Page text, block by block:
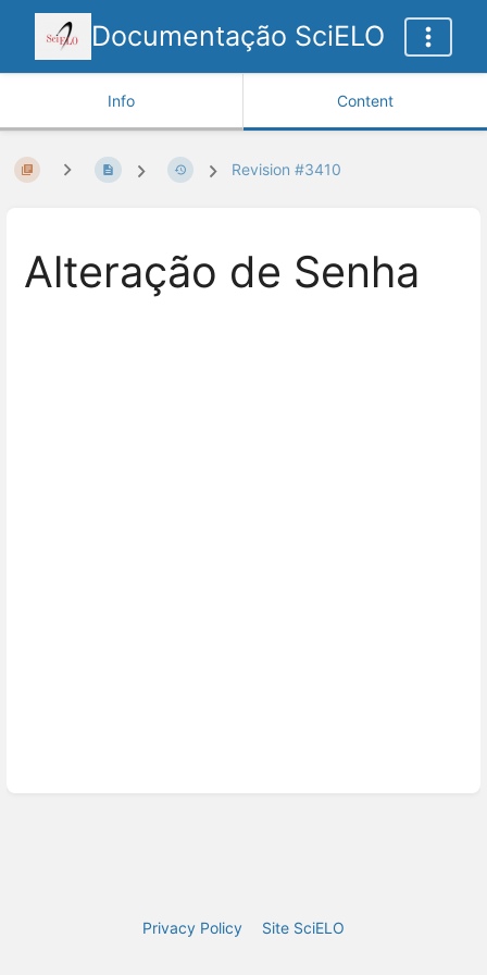
Documentação SciELO
Info Content
Revision #3410
Alteração de Senha
Privacy Policy Site SciELO